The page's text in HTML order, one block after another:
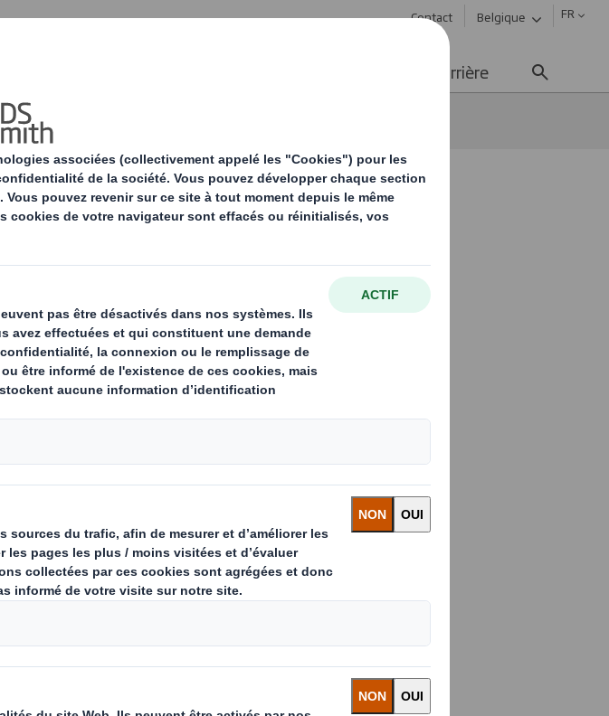
Contact Belgique FR
& Services Carrière
du multilatéralisme à l’unilatéralisme.
du
mondiale ou de
? Les soubresauts
marchés mondiaux, la
récemment une crise
semblent favoriser
populiste prônant le
sur soi.